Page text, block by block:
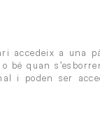
accedeix a una
bé quan
i poden ser